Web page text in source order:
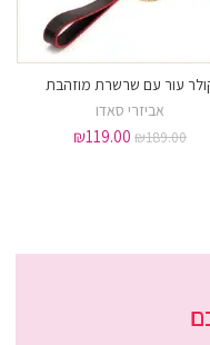
עור עם שרשרת מוזהבת
אביזרי סאדו
₪189.00
₪119.00